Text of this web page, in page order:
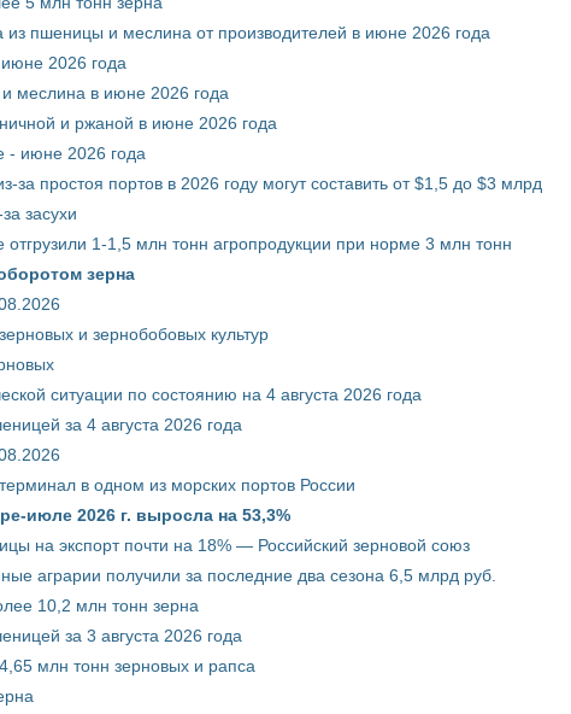
из пшеницы и меслина от производителей в июне 2026 года
2026 года
меслина в июне 2026 года
и ржаной в июне 2026 года
- июне 2026 года
за простоя портов в 2026 году могут составить от $1,5 до $3 млрд
засухи
1-1,5 млн тонн агропродукции при норме 3 млн тонн
зерна
и зернобобовых культур
ситуации по состоянию на 4 августа 2026 года
за 4 августа 2026 года
в одном из морских портов России
июле 2026 г. выросла на 53,3%
на экспорт почти на 18% — Российский зерновой союз
аграрии получили за последние два сезона 6,5 млрд руб.
10,2 млн тонн зерна
за 3 августа 2026 года
млн тонн зерновых и рапса